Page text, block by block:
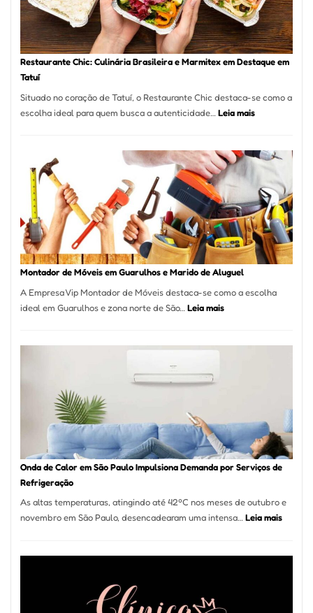
Restaurante Chic: Culinária Brasileira e Marmitex em Destaque em
Tatuí
Situado no coração de Tatuí, o Restaurante Chic destaca-se como a
escolha ideal para quem busca a autenticidade… Leia mais:
Culinária
Brasileira
e
Marmitex
em
Destaque
em
Tatuí
Montador de Móveis em Guarulhos e Marido de Aluguel
A Empresa Vip Montador de Móveis destaca-se como a escolha
ideal em Guarulhos e zona norte de São… Leia mais:
de
Aluguel
Onda de Calor em São Paulo Impulsiona Demanda por Serviços de
Refrigeração
As altas temperaturas, atingindo até 42ºC nos meses de outubro e
novembro em São Paulo, desencadearam uma intensa…Leia mais: